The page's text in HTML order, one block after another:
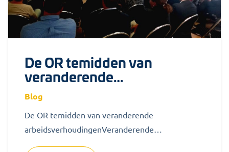
De OR temidden van
veranderende
arbeidsverhoudingen
Blog
De OR temidden van veranderende
arbeidsverhoudingenVeranderende